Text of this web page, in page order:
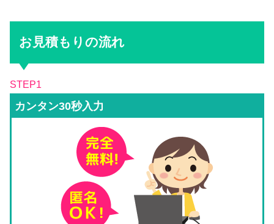
お見積もりの流れ
STEP1
カンタン30秒入力